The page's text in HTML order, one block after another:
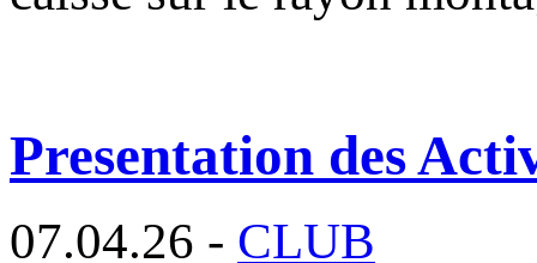
Presentation des
07.04.26 - CLUB